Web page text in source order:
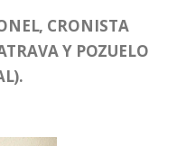
CRONISTA
Y POZUELO